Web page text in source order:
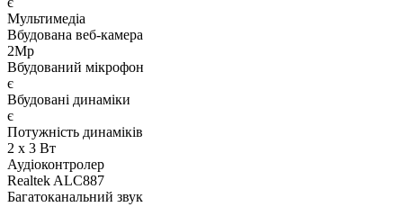
Мультимедіа
Вбудована веб-камера
2Mp
Вбудований мікрофон
є
Вбудовані динаміки
є
Потужність динаміків
2 x 3 Вт
Аудіоконтролер
Realtek ALC887
Багатоканальний звук